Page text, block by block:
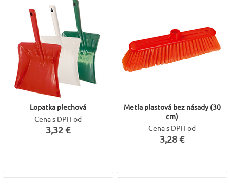
Lopatka plechová
Cena s DPH od
3,32 €
Metla plastová bez násady (30
cm)
Cena s DPH od
3,28 €